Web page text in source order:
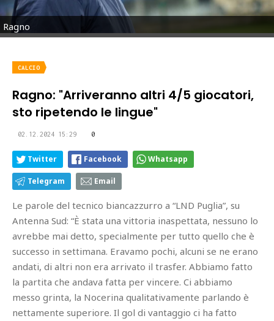
Ragno
CALCIO
Ragno: "Arriveranno altri 4/5 giocatori,
sto ripetendo le lingue"
02.12.2024 15:29 0
Twitter Facebook Whatsapp
Telegram Email
Le parole del tecnico biancazzurro a “LND Puglia”, su
Antenna Sud: “È stata una vittoria inaspettata, nessuno lo
avrebbe mai detto, specialmente per tutto quello che è
successo in settimana. Eravamo pochi, alcuni se ne erano
andati, di altri non era arrivato il trasfer. Abbiamo fatto
la partita che andava fatta per vincere. Ci abbiamo
messo grinta, la Nocerina qualitativamente parlando è
nettamente superiore. Il gol di vantaggio ci ha fatto